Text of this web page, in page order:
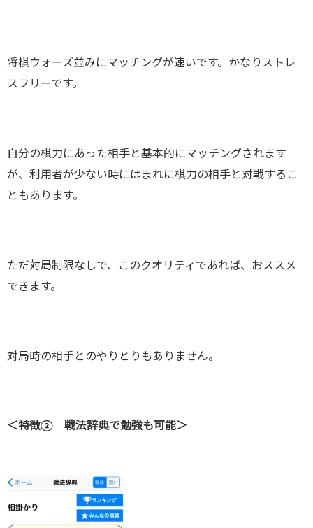
将棋ウォーズ並みにマッチングが速いです。かなりストレ
スフリーです。
自分の棋力にあった相手と基本的にマッチングされます
が、利用者が少ない時にはまれに棋力の相手と対戦するこ
ともあります。
ただ対局制限なしで、このクオリティであれば、おススメ
できます。
対局時の相手とのやりとりもありません。
＜特徴② 戦法辞典で勉強も可能＞